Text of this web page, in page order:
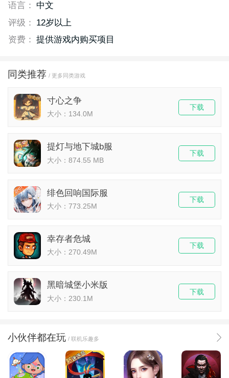
语言：
中文
评级：
12岁以上
资费： 提供游戏内购买项目
同类推荐 / 更多同类游戏
寸心之争
大小：134.0M
下载
提灯与地下城b服
大小：874.55 MB
下载
绯色回响国际服
大小：773.25M
下载
幸存者危城
大小：270.49M
下载
黑暗城堡小米版
大小：230.1M
下载
小伙伴都在玩 / 联机乐趣多